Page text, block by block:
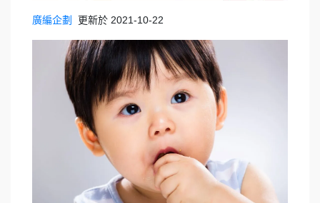
廣編企劃 更新於 2021-10-22